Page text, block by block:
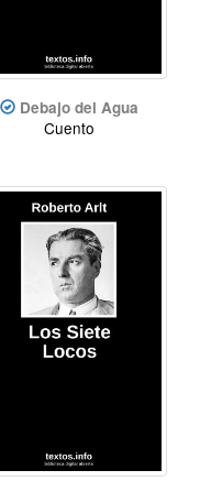
Debajo del Agua
Cuento